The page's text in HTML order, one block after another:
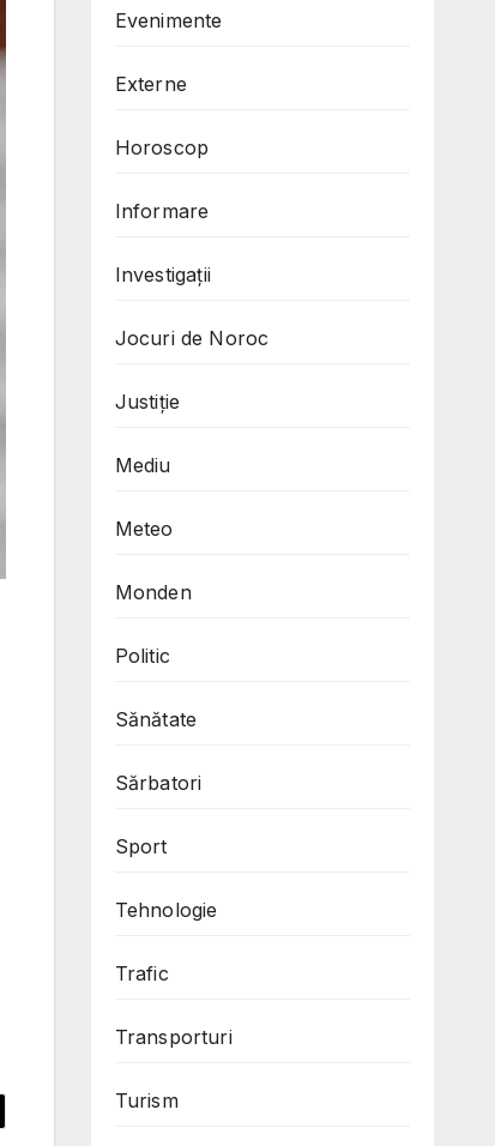
Evenimente
Externe
Horoscop
Informare
Investigații
Jocuri de Noroc
Justiție
Mediu
Meteo
Monden
Politic
Sănătate
Sărbatori
Sport
Tehnologie
Trafic
Transporturi
Turism